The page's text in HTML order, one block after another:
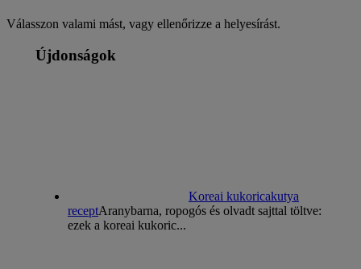
Válasszon valami mást, vagy ellenőrizze a helyesírást.
Újdonságok
Koreai kukoricakutya
receptAranybarna, ropogós és olvadt sajttal töltve:
ezek a koreai kukoric...